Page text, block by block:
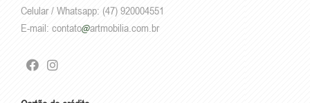
Celular / Whatsapp: (47) 920004551
E-mail: contato artmobilia.com.br